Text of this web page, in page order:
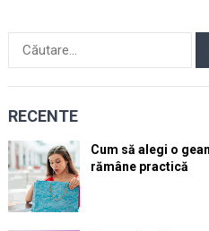
Caută
după:
RECENTE
Cum să alegi o
rămâne practică